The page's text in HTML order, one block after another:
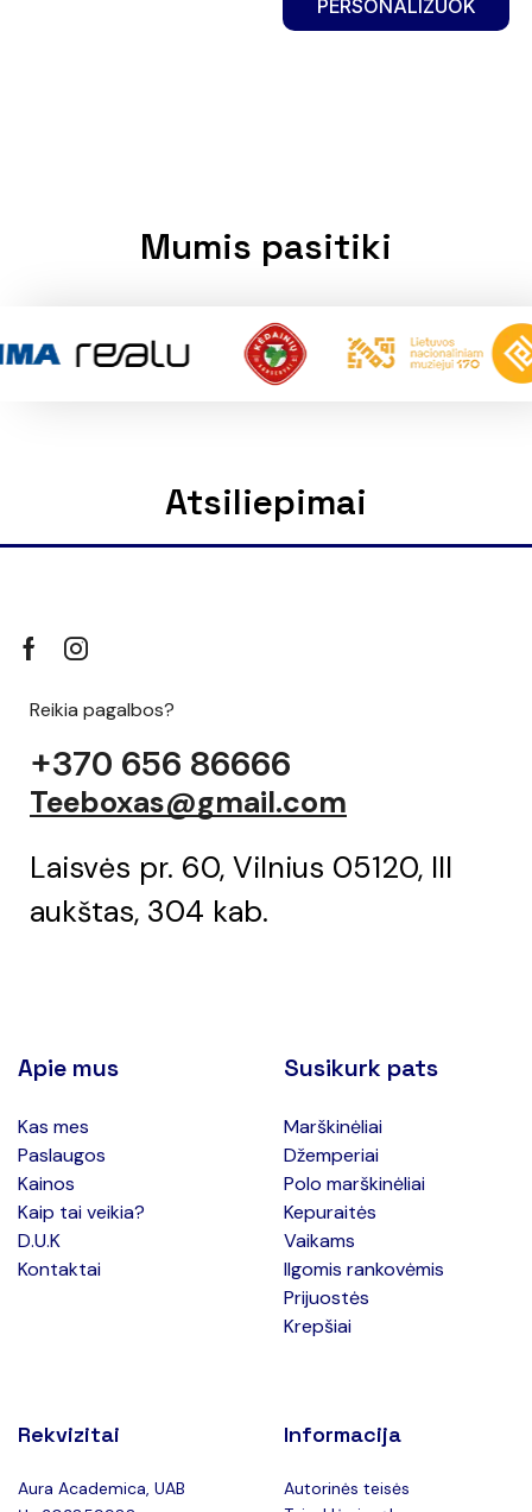
PERSONALIZUOK
Mumis pasitiki
Atsiliepimai
Reikia pagalbos?
+370 656 86666
Teeboxas@gmail.com
Laisvės pr. 60, Vilnius 05120, III
aukštas, 304 kab.
Apie mus
Kas mes
Paslaugos
Kainos
Kaip tai veikia?
D.U.K
Kontaktai
Susikurk pats
Marškinėliai
Džemperiai
Polo marškinėliai
Kepuraitės
Vaikams
Ilgomis rankovėmis
Prijuostės
Krepšiai
Rekvizitai
Aura Academica, UAB
Informacija
Autorinės teisės